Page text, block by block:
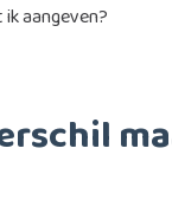
aangeven?